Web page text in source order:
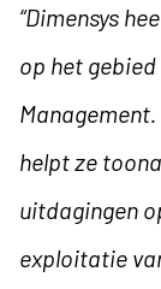
“Dimensys
op het
helpt ze
uitdagingen
exploitatie